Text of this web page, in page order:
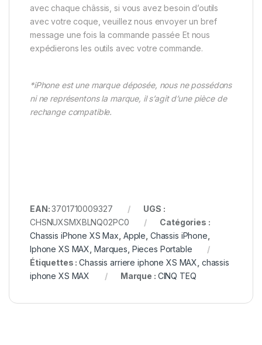
avec chaque châssis, si vous avez besoin d’outils
avec votre coque, veuillez nous envoyer un bref
message une fois la commande passée Et nous
expédierons les outils avec votre commande.
*iPhone est une marque déposée, nous ne possédons
ni ne représentons la marque, il s’agit d’une pièce de
rechange compatible.
EAN:3701710009327
UGS :
CHSNUXSMXBLNQ02PC0
Catégories :
Chassis iPhone XS Max Apple Chassis iPhone
Iphone XS MAX Marques Pieces Portable
Étiquettes :Chassis arriere iphone XS MAX chassis
iphone XS MAX
Marque : CINQ TEQ